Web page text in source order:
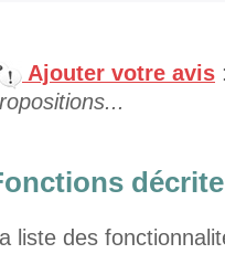
Ajouter votre avis
liste des